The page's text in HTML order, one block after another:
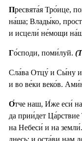
Пресвята́я Тро́ице,
на́ша; Влады́ко,
и исцели́ не́мощи
Го́споди, поми́луй.
Сла́ва Отцу́ и Сы́ну
и во ве́ки веко́в.
О́тче наш, И́же еси́
да прии́дет Ца́рствие
на Небеси́ и на